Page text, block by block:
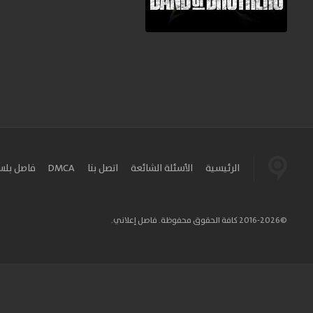
الرئيسية الأسئلة الشائعة اتصل بنا DMCA فاصل
©2016-2026 كافة الحقوق محفوظة. فاصل إعلاني.